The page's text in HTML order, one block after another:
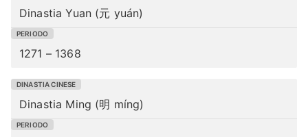
Dinastia Yuan (元 yuán)
1271 – 1368
Dinastia Ming (明 míng)